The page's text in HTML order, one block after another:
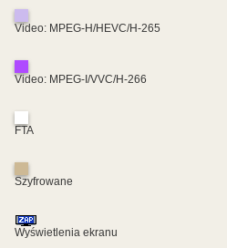
Video: MPEG-H/HEVC/H-265
Video: MPEG-I/VVC/H-266
FTA
Szyfrowane
Wyświetlenia ekranu